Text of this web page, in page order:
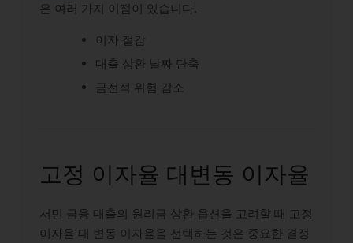
은 여러 가지 이점이 있습니다.
이자 절감
대출 상환 날짜 단축
금전적 위험 감소
고정 이자율 대변동 이자율
서민 금융 대출의 원리금 상환 옵션을 고려할 때 고정
이자율 대 변동 이자율을 선택하는 것은 중요한 결정